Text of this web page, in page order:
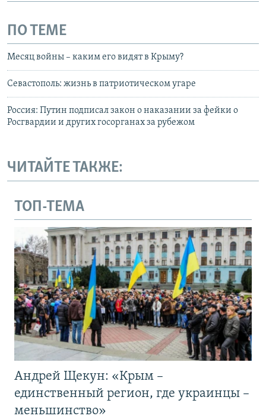
ПО ТЕМЕ
Месяц войны – каким его видят в Крыму?
Севастополь: жизнь в патриотическом угаре
Россия: Путин подписал закон о наказании за фейки о
Росгвардии и других госорганах за рубежом
ЧИТАЙТЕ ТАКЖЕ:
ТОП-ТЕМА
Андрей Щекун: «Крым –
единственный регион, где украинцы –
меньшинство»